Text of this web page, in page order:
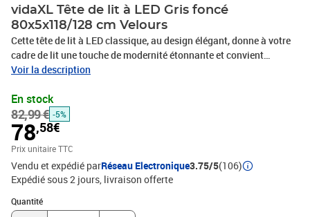
vidaXL Tête de lit à LED Gris foncé
80x5x118/128 cm Velours
Cette tête de lit à LED classique, au design élégant, donne à votre
cadre de lit une touche de modernité étonnante et convient
parfaitement à toute chambre à coucher. Velours doux : le velours
fibres uniformément coupées qui ont une touche lisse. Le tissu en
velours présente un toucher doux distinctif, ce qui le rend
confortable au toucher.LED colorée : apportez de l'éclairage dans
l'obscurité avec des lumières LED colorées !Hauteur réglable : la
tête de lit est réglable en hauteur selon vos préférences.Excellent
soutien : la tête de lit vous offre un excellent soutien du dos
lorsque vous êtes assis dans votre lit pour lire ou regarder la
télévision.Bande à LED découpable : cette bande à LED flexible
Voir la description
En stock
82,99 € -5%
78,58€
Prix unitaire TTC
Vendu et expédié parRéseau Electronique3.75/5(106)
Expédié sous 2 jours livraison offerte
Quantité
Quantité : 1